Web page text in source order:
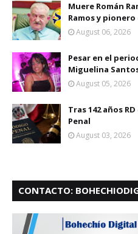
Muere Román
Ramos y
August 06, 2026
Pesar en el
Miguelina
August 05, 2026
Tras 142 años
Penal
August 03, 2026
CONTACTO: